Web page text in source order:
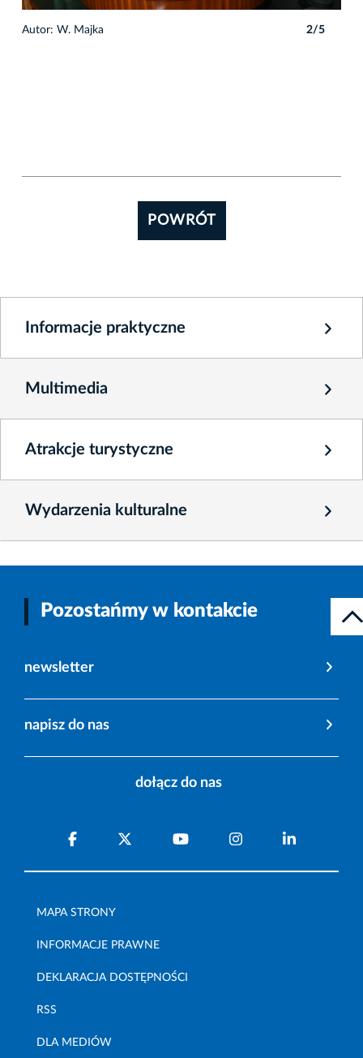
Autor: W. Majka 2/5
POWRÓT
Informacje praktyczne
Multimedia
Atrakcje turystyczne
Wydarzenia kulturalne
Pozostańmy w kontakcie
newsletter
napisz do nas
dołącz do nas
MAPA STRONY
INFORMACJE PRAWNE
DEKLARACJA DOSTĘPNOŚCI
RSS
DLA MEDIÓW